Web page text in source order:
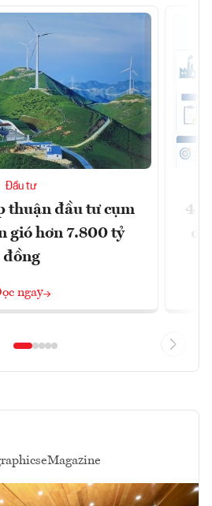
Đầu tư
thuận đầu tư cụm
gió hơn 7.800 tỷ
đồng
ngay
41
eMagazine